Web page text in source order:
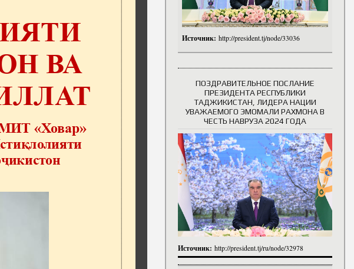
Источник: http://president.tj/node/33036
ПОЗДРАВИТЕЛЬНОЕ ПОСЛАНИЕ
ПРЕЗИДЕНТА РЕСПУБЛИКИ
ТАДЖИКИСТАН, ЛИДЕРА НАЦИИ
УВАЖАЕМОГО ЭМОМАЛИ РАХМОНА В
ЧЕСТЬ НАВРУЗА 2024 ГОДА
Источник: http://president.tj/ru/node/32978